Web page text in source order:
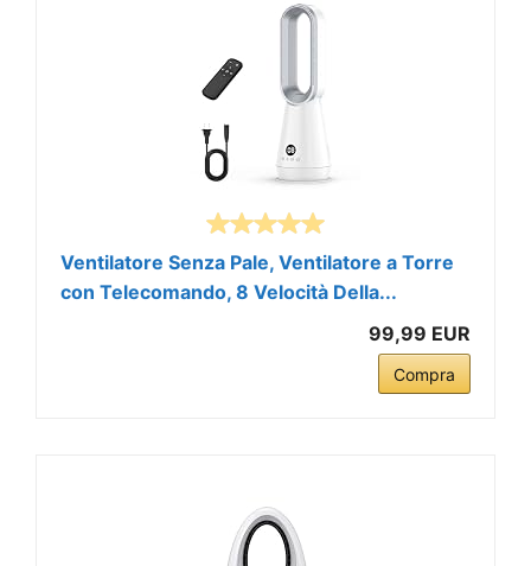
Ventilatore Senza Pale, Ventilatore a Torre
con Telecomando, 8 Velocità Della...
99,99 EUR
Compra